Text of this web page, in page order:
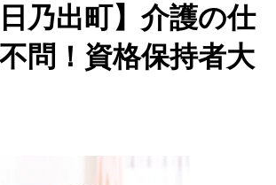
日乃出町】介護の仕
問！資格保持者大